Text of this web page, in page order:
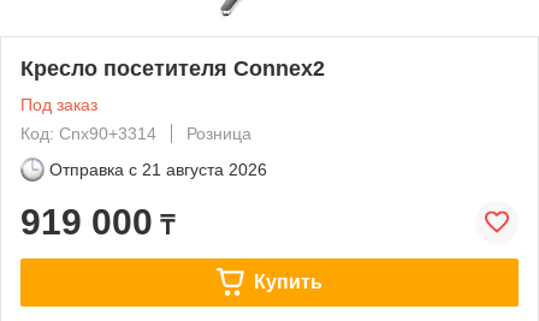
Кресло посетителя Connex2
Под заказ
Код: Cnx90+3314
Розница
Отправка с 21 августа 2026
919 000 ₸
Купить